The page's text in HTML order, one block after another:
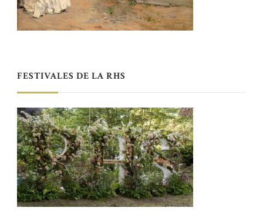
FESTIVALES DE LA RHS